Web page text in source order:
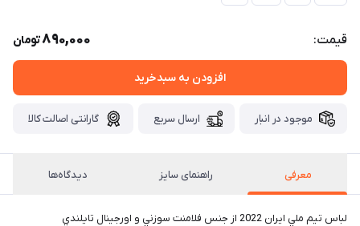
قیمت: 890,000تومان
افزودن به سبدخرید
موجود در انبار ارسال سریع گارانتی اصالت کالا
معرفی راهنمای سایز دیدگاه‌ها
لباس تيم ملي ایران 2022 از جنس فلامنت سوزني و اورجينال تايلندي